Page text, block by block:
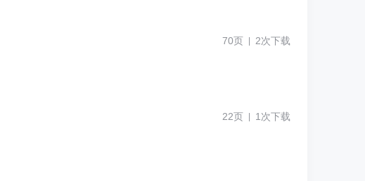
70页 2次下载
22页 1次下载